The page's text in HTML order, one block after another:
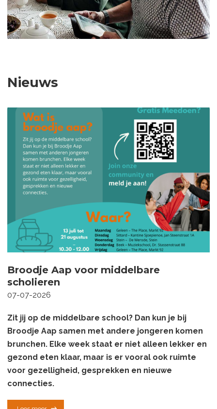
Nieuws
Broodje Aap voor middelbare
scholieren
07-07-2026
Zit jij op de middelbare school? Dan kun je bij
Broodje Aap samen met andere jongeren komen
brunchen. Elke week staat er niet alleen lekker en
gezond eten klaar, maar is er vooral ook ruimte
voor gezelligheid, gesprekken en nieuwe
connecties.